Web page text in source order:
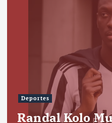
Deportes
Randal Kolo